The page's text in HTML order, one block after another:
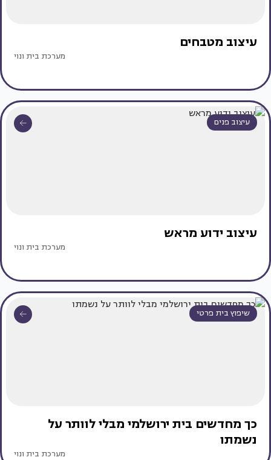
עיצוב מטבחים
מערכת בית ונוי
עיצוב פנים
עיצוב ידוע מראש
מערכת בית ונוי
שיפוץ בית פרטי
כך מחדשים בית ירושלמי מבלי לוותר על
נשמתו
מערכת בית ונוי